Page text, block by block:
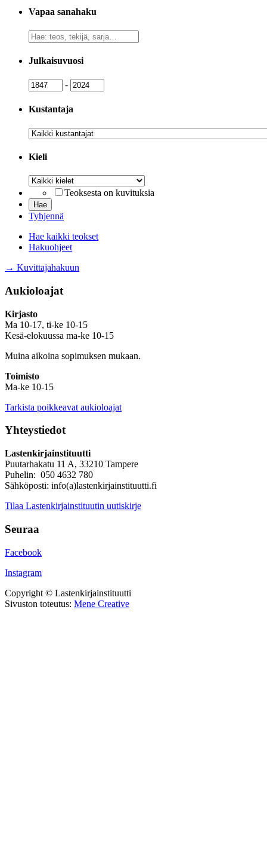
Vapaa sanahaku
Vapaa
sanahaku
Julkaisuvuosi
Julkaisuvuosi
- Julkaisuvuosi
Kustantaja
Kustantaja
Kieli
Kieli
Teoksesta on kuvituksia
Tyhjennä
Hae kaikki teokset
Hakuohjeet
→ Kuvittajahakuun
Aukioloajat
Kirjasto
Ma 10-17, ti-ke 10-15
Kesä-elokuussa ma-ke 10-15
Muina aikoina sopimuksen mukaan.
Toimisto
Ma-ke 10-15
Tarkista poikkeavat aukioloajat
Yhteystiedot
Lastenkirjainstituutti
Puutarhakatu 11 A, 33210 Tampere
Puhelin: 050 4632 780
Sähköposti: info(a)lastenkirjainstituutti.fi
Tilaa Lastenkirjainstituutin uutiskirje
Seuraa
Facebook
Instagram
Copyright © Lastenkirjainstituutti
Sivuston toteutus: Mene Creative